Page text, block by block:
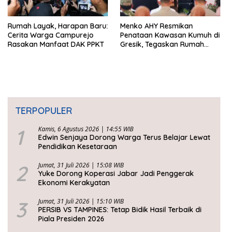
Rumah Layak, Harapan Baru:
Cerita Warga Campurejo
Rasakan Manfaat DAK PPKT
Menko AHY Resmikan
Penataan Kawasan Kumuh di
Gresik, Tegaskan Rumah
TERPOPULER
1 Kamis, 6 Agustus 2026 | 14:55 WIB
Edwin Senjaya Dorong Warga Terus Belajar Lewat
Pendidikan Kesetaraan
2 Jumat, 31 Juli 2026 | 15:08 WIB
Yuke Dorong Koperasi Jabar Jadi Penggerak
Ekonomi Kerakyatan
3 Jumat, 31 Juli 2026 | 15:10 WIB
PERSIB VS TAMPINES: Tetap Bidik Hasil Terbaik di
Piala Presiden 2026